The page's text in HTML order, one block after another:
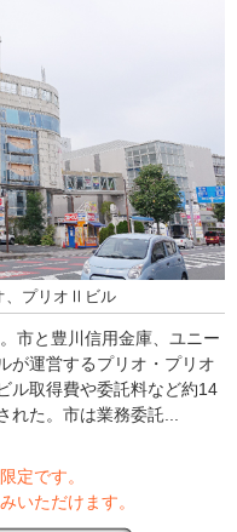
、プリオⅡビル
市と豊川信用金庫、ユニー
が運営するプリオ・プリオ
ル取得費や委託料など約14
た。市は業務委託...
定です。
いただけます。